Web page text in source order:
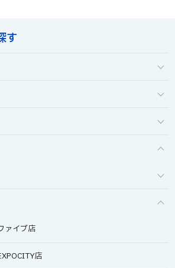
す
ァイブ店
店